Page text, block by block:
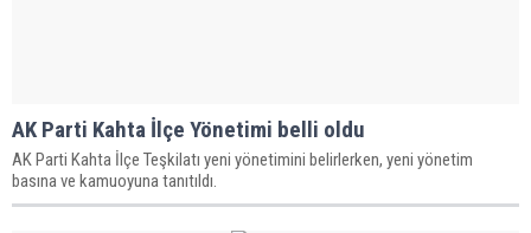
AK Parti Kahta İlçe Yönetimi belli oldu
AK Parti Kahta İlçe Teşkilatı yeni yönetimini belirlerken, yeni yönetim
basına ve kamuoyuna tanıtıldı.